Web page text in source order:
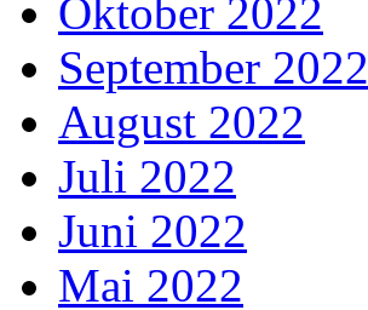
Oktober 2022
September 2022
August 2022
Juli 2022
Juni 2022
Mai 2022